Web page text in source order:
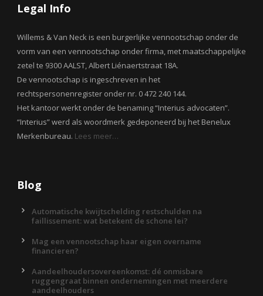
Legal Info
Willems & Van Neck is een burgerlijke vennootschap onder de
vorm van een vennootschap onder firma, met maatschappelijke
zetel te 9300 AALST, Albert Liénaertstraat 18A.
De vennootschap is ingeschreven in het
rechtspersonenregister onder nr. 0 472 240 144.
Het kantoor werkt onder de benaming “Interius advocaten”.
“Interius” werd als woordmerk gedeponeerd bij het Benelux
Merkenbureau. Lees meer…
Blog
Automatische kwijtschelding restschulden na
faillissement: wat betekent de schone lei?
Mag een vennootschap haar eigen overname
financieren?
Aandeelhoudersovereenkomst: dé onmisbare
ruggengraat binnen ondernemingen met meerdere
aandeelhouders